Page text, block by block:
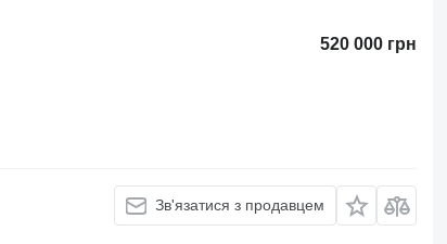
520 000 грн
Зв'язатися з продавцем